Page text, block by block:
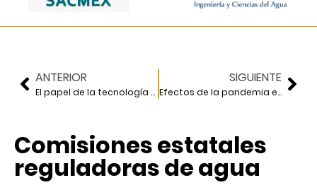
ANTERIOR
El papel de la tecnología en la resiliencia sísmica de las comunidades
SIGUIENTE
Efectos de la pandemia en el sector de la construcción
Comisiones estatales
reguladoras de agua